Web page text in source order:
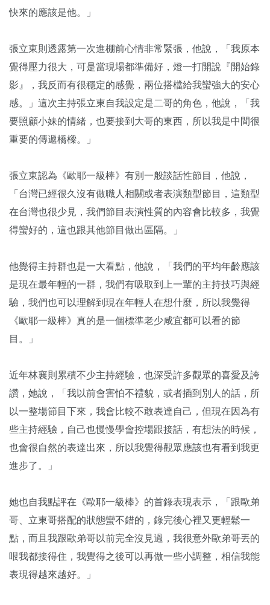
快來的應該是他。」
張立東則透露第一次進棚前心情非常緊張，他說，「我原本
覺得壓力很大，可是當現場都準備好，燈一打開說『開始錄
影』，我反而有很穩定的感覺，兩位搭檔給我蠻強大的安心
感。」這次主持張立東自我設定是二哥的角色，他說，「我
要照顧小妹的情緒，也要接到大哥的東西，所以我是中間很
重要的傳遞橋樑。」
張立東認為《歐耶一級棒》有別一般談話性節目，他說，
「台灣已經很久沒有做職人相關或者表演類型節目，這類型
在台灣也很少見，我們節目表演性質的內容會比較多，我覺
得蠻好的，這也跟其他節目做出區隔。」
他覺得主持群也是一大看點，他說，「我們的平均年齡應該
是現在最年輕的一群，我們有吸取到上一輩的主持技巧與經
驗，我們也可以理解到現在年輕人在想什麼，所以我覺得
《歐耶一級棒》真的是一個標準老少咸宜都可以看的節
目。」
近年林襄則累積不少主持經驗，也深受許多觀眾的喜愛及誇
讚，她說，「我以前會害怕不禮貌，或者插到別人的話，所
以一整場節目下來，我會比較不敢表達自己，但現在因為有
些主持經驗，自己也慢慢學會控場跟接話，有想法的時候，
也會很自然的表達出來，所以我覺得觀眾應該也有看到我更
進步了。」
她也自我點評在《歐耶一級棒》的首錄表現表示，「跟歐弟
哥、立東哥搭配的狀態蠻不錯的，錄完後心裡又更輕鬆一
點，而且我跟歐弟哥以前完全沒見過，我很意外歐弟哥丟的
哏我都接得住，我覺得之後可以再做一些小調整，相信我能
表現得越來越好。」